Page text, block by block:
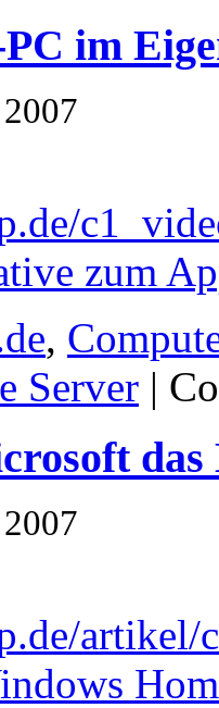
im
zum
,
Server |
das
artikel/